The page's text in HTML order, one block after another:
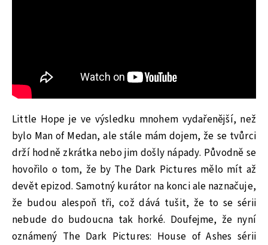
Little Hope je ve výsledku mnohem vydařenější, než
bylo Man of Medan, ale stále mám dojem, že se tvůrci
drží hodně zkrátka nebo jim došly nápady. Původně se
hovořilo o tom, že by The Dark Pictures mělo mít až
devět epizod. Samotný kurátor na konci ale naznačuje,
že budou alespoň tři, což dává tušit, že to se sérii
nebude do budoucna tak horké. Doufejme, že nyní
oznámený The Dark Pictures: House of Ashes sérii